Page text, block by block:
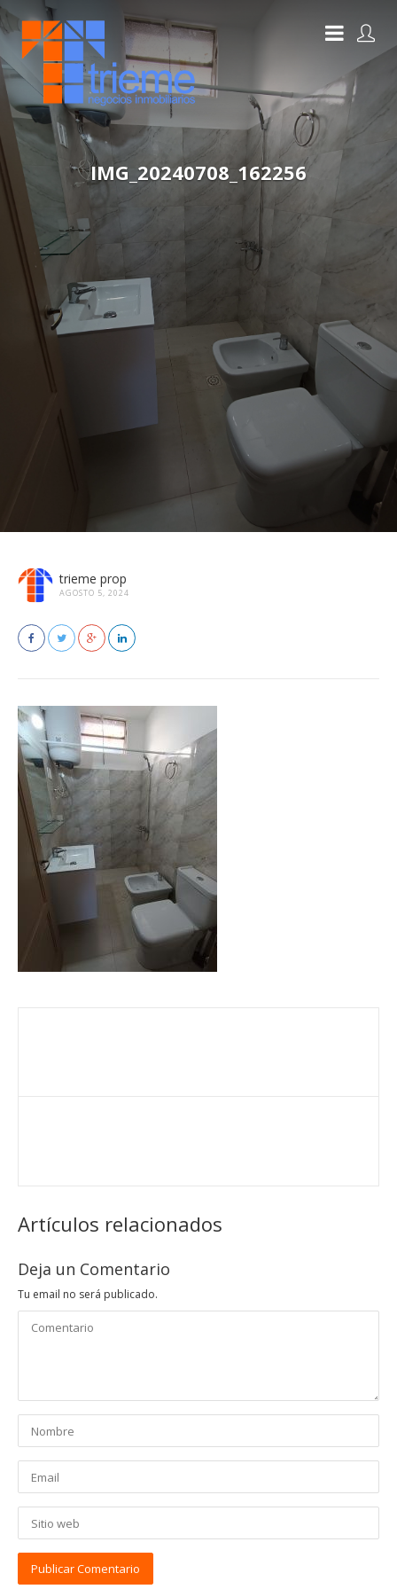
IMG_20240708_162256
trieme prop
AGOSTO 5, 2024
Artículos relacionados
Deja un Comentario
Tu email no será publicado.